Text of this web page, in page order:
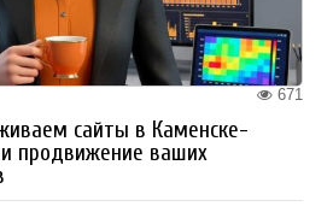
671
сайты в Каменске-
продвижение ваших